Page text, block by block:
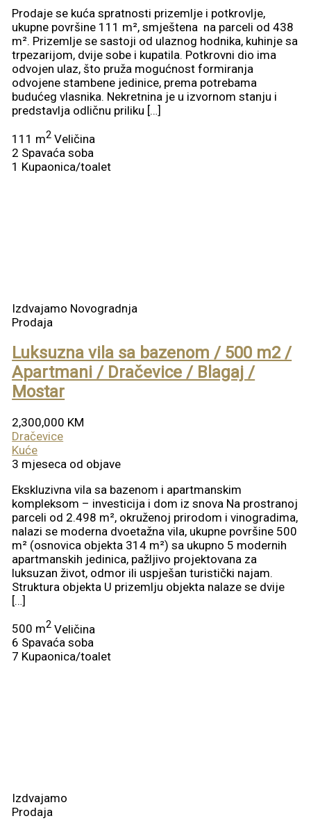
Prodaje se kuća spratnosti prizemlje i potkrovlje,
ukupne površine 111 m², smještena na parceli od 438
m². Prizemlje se sastoji od ulaznog hodnika, kuhinje sa
trpezarijom, dvije sobe i kupatila. Potkrovni dio ima
odvojen ulaz, što pruža mogućnost formiranja
odvojene stambene jedinice, prema potrebama
budućeg vlasnika. Nekretnina je u izvornom stanju i
predstavlja odličnu priliku […]
111 m2 Veličina
2 Spavaća soba
1 Kupaonica/toalet
Izdvajamo Novogradnja
Prodaja
Luksuzna vila sa bazenom / 500 m2 /
Apartmani / Dračevice / Blagaj /
Mostar
2,300,000 KM
Dračevice
Kuće
3 mjeseca od objave
Ekskluzivna vila sa bazenom i apartmanskim
kompleksom – investicija i dom iz snova Na prostranoj
parceli od 2.498 m², okruženoj prirodom i vinogradima,
nalazi se moderna dvoetažna vila, ukupne površine 500
m² (osnovica objekta 314 m²) sa ukupno 5 modernih
apartmanskih jedinica, pažljivo projektovana za
luksuzan život, odmor ili uspješan turistički najam.
Struktura objekta U prizemlju objekta nalaze se dvije
[…]
500 m2 Veličina
6 Spavaća soba
7 Kupaonica/toalet
Izdvajamo
Prodaja